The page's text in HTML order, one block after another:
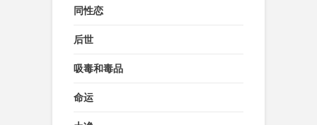
同性恋
后世
吸毒和毒品
命运